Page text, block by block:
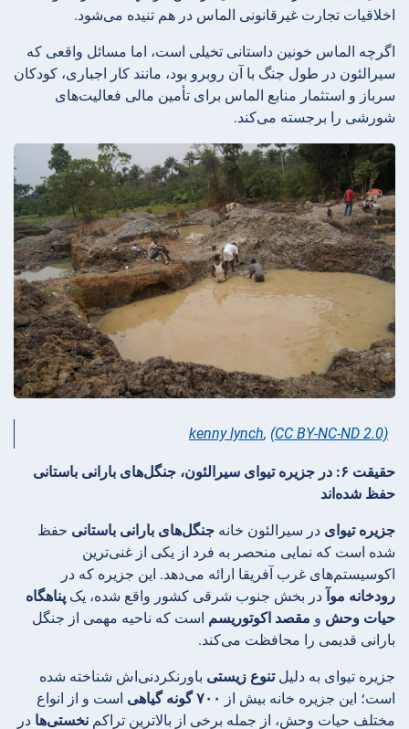
اخلاقیات تجارت غیرقانونی الماس در هم تنیده می‌شود.
اگرچه الماس خونین داستانی تخیلی است، اما مسائل واقعی که
سیرالئون در طول جنگ با آن روبرو بود، مانند کار اجباری، کودکان
سرباز و استثمار منابع الماس برای تأمین مالی فعالیت‌های
شورشی را برجسته می‌کند.
kenny lynch, (CC BY-NC-ND 2.0)
حقیقت ۶: در جزیره تیوای سیرالئون، جنگل‌های بارانی باستانی
حفظ شده‌اند
جزیره تیوای در سیرالئون خانه جنگل‌های بارانی باستانی حفظ
شده است که نمایی منحصر به فرد از یکی از غنی‌ترین
اکوسیستم‌های غرب آفریقا ارائه می‌دهد. این جزیره که در
رودخانه موآ در بخش جنوب شرقی کشور واقع شده، یک پناهگاه
حیات وحش و مقصد اکوتوریسم است که ناحیه مهمی از جنگل
بارانی قدیمی را محافظت می‌کند.
جزیره تیوای به دلیلتنوع زیستی باورنکردنی‌اش شناخته شده
است؛ این جزیره خانه بیش از
۷۰۰ گونه گیاهی
است و از انواع
مختلف حیات وحش، از جمله برخی از بالاترین تراکم نخستی‌ها در